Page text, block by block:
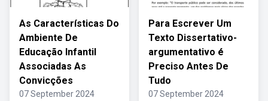
As Características Do
Ambiente De
Educação Infantil
Associadas As
Convicções
07 September 2024
Para Escrever Um
Texto Dissertativo-
argumentativo é
Preciso Antes De
Tudo
07 September 2024